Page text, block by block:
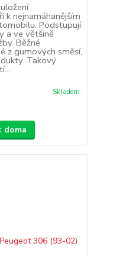
nejnamáhanějším
Podstupují
a ve většině
Běžné
z gumových směsí,
Takový
Skladem
doma